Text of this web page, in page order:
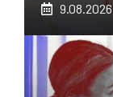
9.08.2026